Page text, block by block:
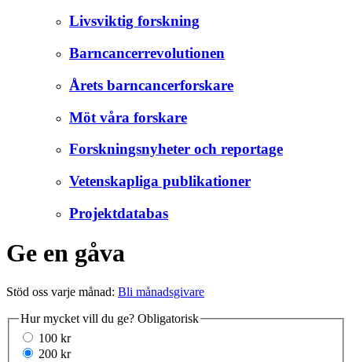
Livsviktig forskning
Barncancerrevolutionen
Årets barncancerforskare
Möt våra forskare
Forskningsnyheter och reportage
Vetenskapliga publikationer
Projektdatabas
Ge en gåva
Stöd oss varje månad: Bli månadsgivare
Hur mycket vill du ge? Obligatorisk
100 kr
200 kr